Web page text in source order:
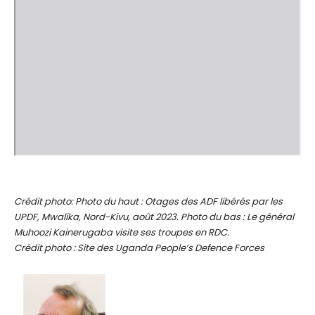
Crédit photo: Photo du haut : Otages des ADF libérés par les
UPDF, Mwalika, Nord-Kivu, août 2023. Photo du bas : Le général
Muhoozi Kainerugaba visite ses troupes en RDC.
Crédit photo : Site des Uganda People’s Defence Forces